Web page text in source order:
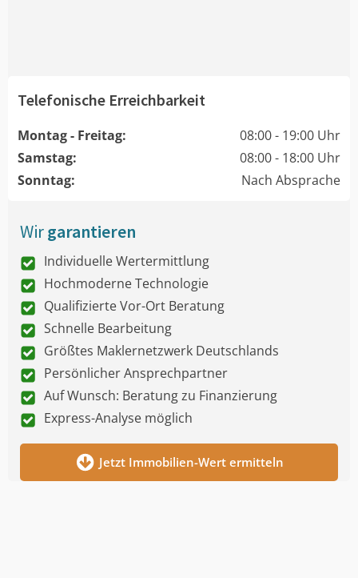
Telefonische Erreichbarkeit
Montag - Freitag:
08:00 - 19:00 Uhr
Samstag:
08:00 - 18:00 Uhr
Sonntag:
Nach Absprache
Wirgarantieren
Individuelle Wertermittlung
Hochmoderne Technologie
Qualifizierte Vor-Ort Beratung
Schnelle Bearbeitung
Größtes Maklernetzwerk Deutschlands
Persönlicher Ansprechpartner
Auf Wunsch: Beratung zu Finanzierung
Express-Analyse möglich
Jetzt Immobilien-Wert ermitteln